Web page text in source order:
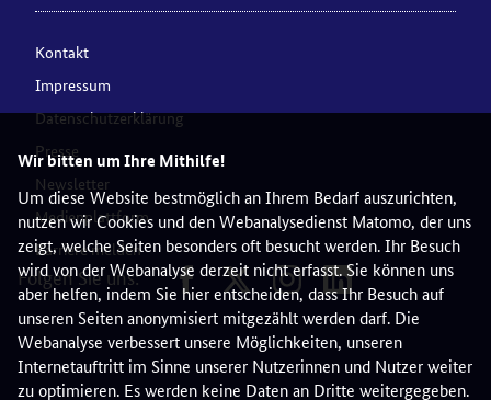
Wir bitten um Ihre Mithilfe!
Um diese Website bestmöglich an Ihrem Bedarf auszurichten,
nutzen wir Cookies und den Webanalysedienst Matomo, der uns
zeigt, welche Seiten besonders oft besucht werden. Ihr Besuch
wird von der Webanalyse derzeit nicht erfasst. Sie können uns
aber helfen, indem Sie hier entscheiden, dass Ihr Besuch auf
unseren Seiten anonymisiert mitgezählt werden darf. Die
Webanalyse verbessert unsere Möglichkeiten, unseren
Internetauftritt im Sinne unserer Nutzerinnen und Nutzer weiter
zu optimieren. Es werden keine Daten an Dritte weitergegeben.
Kontakt
Impressum
Datenschutzerklärung
Presse
Newsletter
Medienplattform
Barriere melden
Folgen Sie uns: